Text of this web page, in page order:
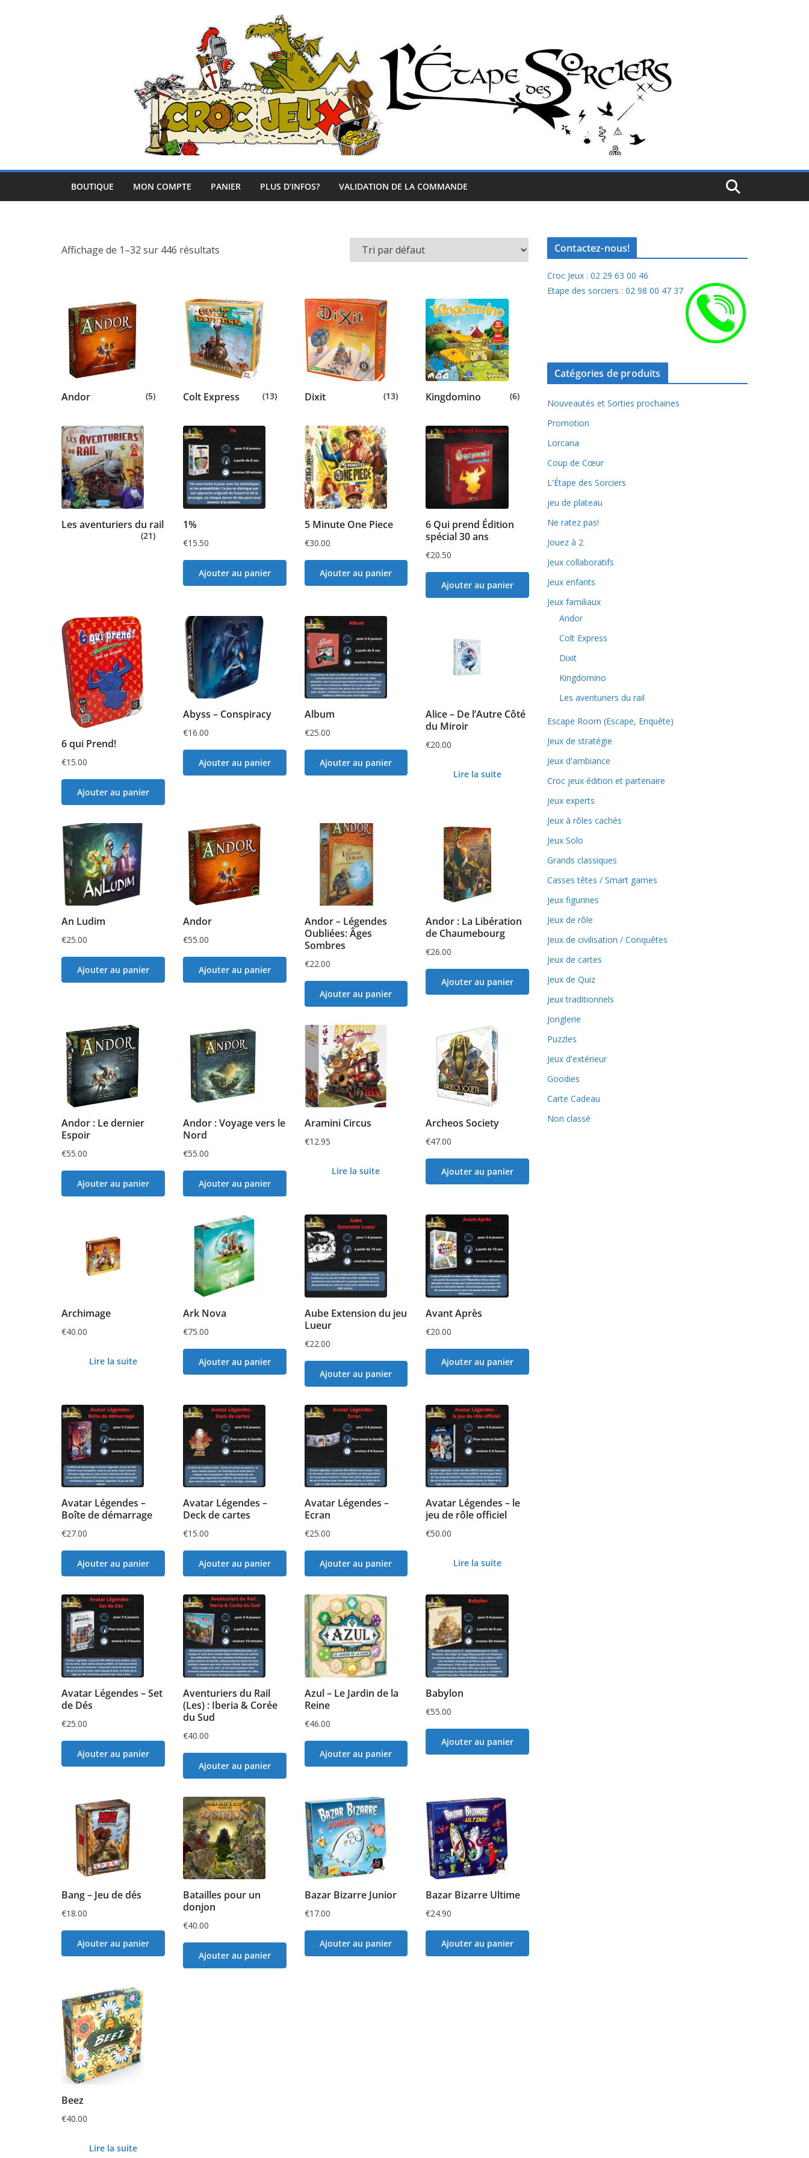
BOUTIQUE MON COMPTE PANIER PLUS D’INFOS? VALIDATION DE LA COMMANDE
Affichage de 1–32 sur 446 résultats
Andor (5) Colt Express (13) Dixit (13) Kingdomino (6)
Les aventuriers du rail
(21)
1%
€15.50
Ajouter au panier
5 Minute One Piece
€30.00
Ajouter au panier
6 Qui prend Édition
spécial 30 ans
€20.50
Ajouter au panier
6 qui Prend!
€15.00
Ajouter au panier
Abyss – Conspiracy
€16.00
Ajouter au panier
Album
€25.00
Ajouter au panier
Alice – De l’Autre Côté
du Miroir
€20.00
Lire la suite
An Ludim
€25.00
Ajouter au panier
Andor
€55.00
Ajouter au panier
Andor – Légendes
Oubliées: Âges
Sombres
€22.00
Ajouter au panier
Andor : La Libération
de Chaumebourg
€26.00
Ajouter au panier
Andor : Le dernier
Espoir
€55.00
Ajouter au panier
Andor : Voyage vers le
Nord
€55.00
Ajouter au panier
Aramini Circus
€12.95
Lire la suite
Archeos Society
€47.00
Ajouter au panier
Archimage
€40.00
Lire la suite
Ark Nova
€75.00
Ajouter au panier
Aube Extension du jeu
Lueur
€22.00
Ajouter au panier
Avant Après
€20.00
Ajouter au panier
Avatar Légendes –
Boîte de démarrage
€27.00
Ajouter au panier
Avatar Légendes –
Deck de cartes
€15.00
Ajouter au panier
Avatar Légendes –
Ecran
€25.00
Ajouter au panier
Avatar Légendes – le
jeu de rôle officiel
€50.00
Lire la suite
Avatar Légendes – Set
de Dés
€25.00
Ajouter au panier
Aventuriers du Rail
(Les) : Iberia & Corée
du Sud
€40.00
Ajouter au panier
Azul – Le Jardin de la
Reine
€46.00
Ajouter au panier
Babylon
€55.00
Ajouter au panier
Bang – Jeu de dés
€18.00
Ajouter au panier
Batailles pour un
donjon
€40.00
Ajouter au panier
Bazar Bizarre Junior
€17.00
Ajouter au panier
Bazar Bizarre Ultime
€24.90
Ajouter au panier
Beez
€40.00
Lire la suite
Contactez-nous!
Croc Jeux : 02 29 63 00 46
Etape des sorciers : 02 98 00 47 37
Catégories de produits
Nouveautés et Sorties prochaines
Promotion
Lorcana
Coup de Cœur
L'Étape des Sorciers
jeu de plateau
Ne ratez pas!
Jouez à 2
Jeux collaboratifs
Jeux enfants
Jeux familiaux
Andor
Colt Express
Dixit
Kingdomino
Les aventuriers du rail
Escape Room (Escape, Enquête)
Jeux de stratégie
Jeux d'ambiance
Croc jeux édition et partenaire
Jeux experts
Jeux à rôles cachés
Jeux Solo
Grands classiques
Casses têtes / Smart games
Jeux figurines
Jeux de rôle
Jeux de civilisation / Conquêtes
Jeux de cartes
Jeux de Quiz
Jeux traditionnels
Jonglerie
Puzzles
Jeux d'extérieur
Goodies
Carte Cadeau
Non classé